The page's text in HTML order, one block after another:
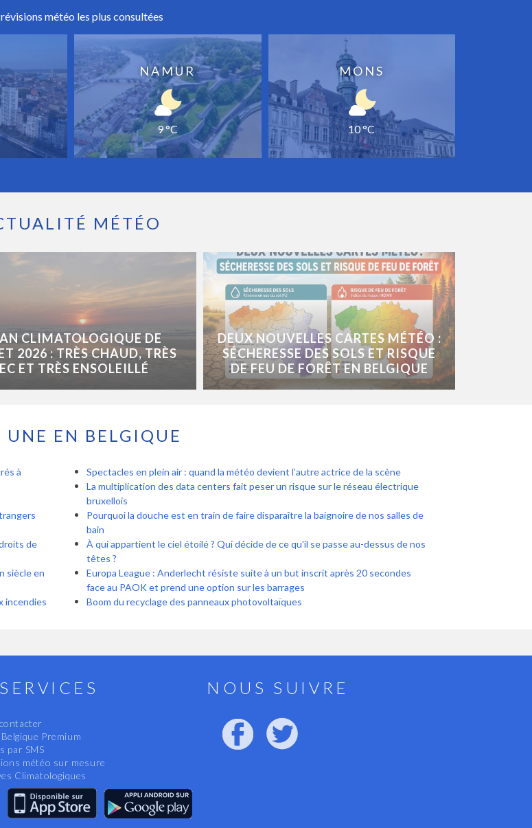
météo les plus consultées
NAMUR
9 °C
MONS
10 °C
MÉTÉO
CLIMATOLOGIQUE DE
2026 : TRÈS CHAUD, TRÈS
ET TRÈS ENSOLEILLÉ
DEUX NOUVELLES CARTES MÉTÉO :
SÉCHERESSE DES SOLS ET RISQUE
DE FEU DE FORÊT EN BELGIQUE
UNE EN BELGIQUE
à
de
siècle en
aux incendies
Spectacles en plein air : quand la météo devient l’autre actrice de la scène
La multiplication des data centers fait peser un risque sur le réseau électrique
bruxellois
Pourquoi la douche est en train de faire disparaître la baignoire de nos salles de
bain
À qui appartient le ciel étoilé ? Qui décide de ce qu'il se passe au-dessus de nos
têtes ?
Europa League : Anderlecht résiste suite à un but inscrit après 20 secondes
face au PAOK et prend une option sur les barrages
Boom du recyclage des panneaux photovoltaïques
Premium
par SMS
météo sur mesure
Climatologiques
NOUS SUIVRE